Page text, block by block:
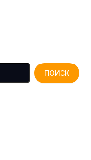
ПОИСК